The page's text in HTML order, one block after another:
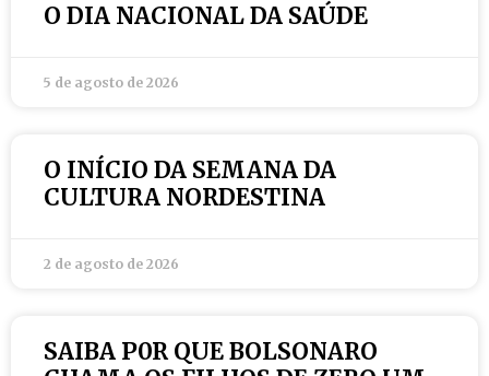
O DIA NACIONAL DA SAÚDE
5 de agosto de 2026
O INÍCIO DA SEMANA DA
CULTURA NORDESTINA
2 de agosto de 2026
SAIBA P0R QUE BOLSONARO